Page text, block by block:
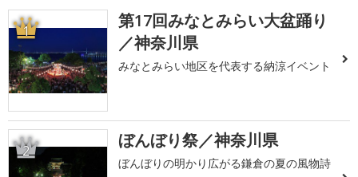
1
第17回みなとみらい大盆踊り
／神奈川県
みなとみらい地区を代表する納涼イベント
2 ぼんぼり祭／神奈川県
ぼんぼりの明かり広がる鎌倉の夏の風物詩